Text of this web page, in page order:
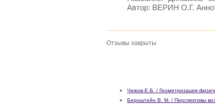
Автор: ВЕРИН О.Г.
Отзывы закрыты
Чижов Е.Б. / Геометризация
Бернштейн В. М. / Перспективы